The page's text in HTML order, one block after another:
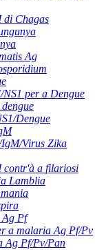
di Chagas
Ag
per a Dengue
Dengue
Virus Zika
contr'à a filariosi
Lamblia
Ag Pf
a malaria Ag Pf/Pv
Ag Pf/Pv/Pan